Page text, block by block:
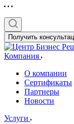
Получить
Компания
О компании
Сертификаты
Партнеры
Новости
Услуги